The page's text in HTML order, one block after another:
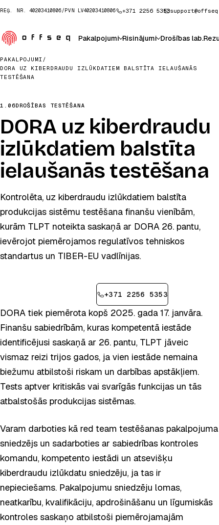
REĢ. NR. 40203410806/PVN LV40203410806 +371 2256 5353
Pakalpojumi Risinājumi Drošības lab.
PAKALPOJUMI /
DORA UZ KIBERDRAUDU IZLŪKDATIEM BALSTĪTA IELAUŠANĀS
TESTĒŠANA
1.06DROŠĪBAS TESTĒŠANA
DORA uz kiberdraudu
izlūkdatiem balstīta
ielaušanās testēšana
Kontrolēta, uz kiberdraudu izlūkdatiem balstīta
produkcijas sistēmu testēšana finanšu vienībām,
kurām TLPT noteikta saskaņā ar DORA 26. pantu,
ievērojot piemērojamos regulatīvos tehniskos
standartus un TIBER-EU vadlīnijas.
+371 2256 5353
DORA tiek piemērota kopš 2025. gada 17. janvāra.
Finanšu sabiedrībām, kuras kompetentā iestāde
identificējusi saskaņā ar 26. pantu, TLPT jāveic
vismaz reizi trijos gados, ja vien iestāde nemaina
biežumu atbilstoši riskam un darbības apstākļiem.
Tests aptver kritiskās vai svarīgās funkcijas un tās
atbalstošās produkcijas sistēmas.
Varam darboties kā red team testēšanas pakalpojuma
sniedzējs un sadarboties ar sabiedrības kontroles
komandu, kompetento iestādi un atsevišķu
kiberdraudu izlūkdatu sniedzēju, ja tas ir
nepieciešams. Pakalpojumu sniedzēju lomas,
neatkarību, kvalifikāciju, apdrošināšanu un līgumiskās
kontroles saskaņo atbilstoši piemērojamajām